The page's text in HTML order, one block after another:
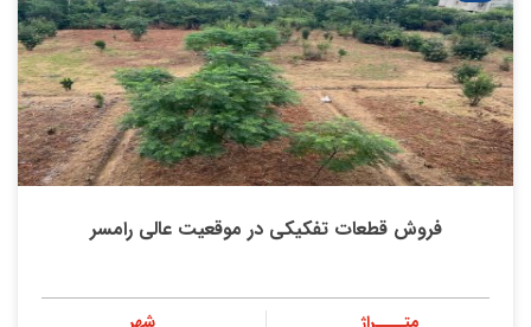
فروش قطعات تفکیکی در موقعیت عالی رامسر